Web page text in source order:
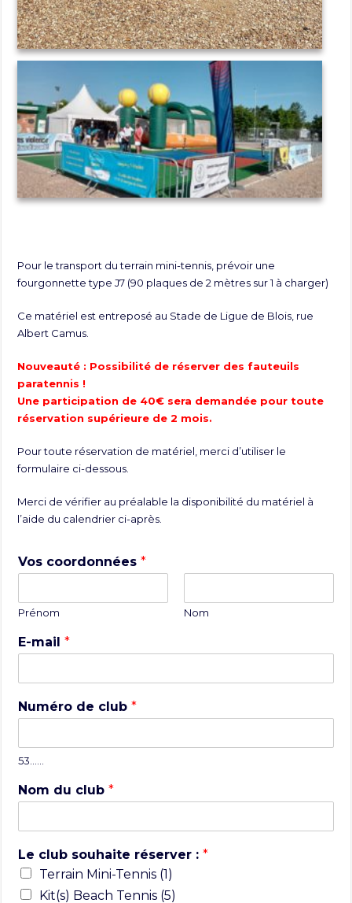
Pour le transport du terrain mini-tennis, prévoir une
fourgonnette type J7 (90 plaques de 2 mètres sur 1 à charger)
Ce matériel est entreposé au Stade de Ligue de Blois, rue
Albert Camus.
Nouveauté : Possibilité de réserver des fauteuils
paratennis !
Une participation de 40€ sera demandée pour toute
réservation supérieure de 2 mois.
Pour toute réservation de matériel, merci d’utiliser le
formulaire ci-dessous.
Merci de vérifier au préalable la disponibilité du matériel à
l’aide du calendrier ci-après.
Vos coordonnées*
Prénom Nom
E-mail*
Numéro de club*
53……
Nom du club*
Le club souhaite réserver :*
Terrain Mini-Tennis (1)
Kit(s) Beach Tennis (5)